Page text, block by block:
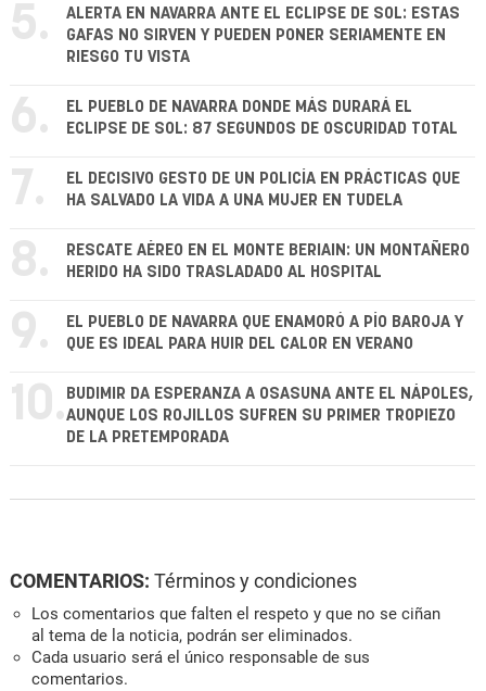
5.
ALERTA EN NAVARRA ANTE EL ECLIPSE DE SOL: ESTAS
GAFAS NO SIRVEN Y PUEDEN PONER SERIAMENTE EN
RIESGO TU VISTA
6.
EL PUEBLO DE NAVARRA DONDE MÁS DURARÁ EL
ECLIPSE DE SOL: 87 SEGUNDOS DE OSCURIDAD TOTAL
7.
EL DECISIVO GESTO DE UN POLICÍA EN PRÁCTICAS QUE
HA SALVADO LA VIDA A UNA MUJER EN TUDELA
8.
RESCATE AÉREO EN EL MONTE BERIAIN: UN MONTAÑERO
HERIDO HA SIDO TRASLADADO AL HOSPITAL
9.
EL PUEBLO DE NAVARRA QUE ENAMORÓ A PÍO BAROJA Y
QUE ES IDEAL PARA HUIR DEL CALOR EN VERANO
10. BUDIMIR DA ESPERANZA A OSASUNA ANTE EL NÁPOLES,
AUNQUE LOS ROJILLOS SUFREN SU PRIMER TROPIEZO
DE LA PRETEMPORADA
COMENTARIOS: Términos y condiciones
Los comentarios que falten el respeto y que no se ciñan
al tema de la noticia, podrán ser eliminados.
Cada usuario será el único responsable de sus
comentarios.